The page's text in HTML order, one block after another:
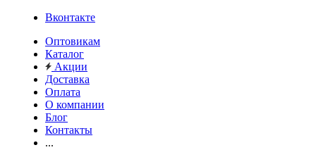
Вконтакте
Оптовикам
Каталог
Акции
Доставка
Оплата
О компании
Блог
Контакты
...